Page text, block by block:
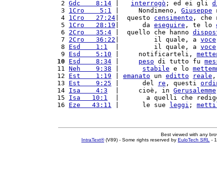
2 Gdc    8:14 interrogò ; ed ei gli
3 1Cro    5:1 |     Nondimeno, Giuseppe
4 1Cro   27:24 |  questo censimento , che
5 1Cro   28:19 |      da eseguire , te lo
6 2Cro   35:4 |  quello che hanno
7 2Cro   36:22 |         il quale, a voce
8 Esd    1:1
  |         il quale, a
voce
9 Esd    5:10 |     notificarteli,
10
Esd    8:34 peso di tutto fu
11 Neh    9:38 stabile e lo
12 Est    1:19 emanato un editto reale
13 Est    9:25 |      del re , questi
14 Isa    4:3
  |     cioè, in
Gerusalemme
15 Isa   10:1
|       a quelli che
16 Eze   43:11 |      le sue leggi ;
Best viewed with any
IntraText®(V89) - Some rights reserved by EuloTech SRL -